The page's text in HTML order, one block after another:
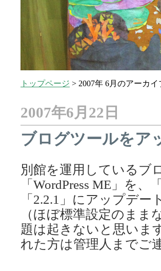
トップページ > 2007年 6月のアーカイ
2007年6月22日
ブログツールをア
別館を運用しているブ
「WordPress ME」を
「2.2.1」にアップデー
（ほぼ標準設定のま
題は起きないと思いま
れた方は管理人までご